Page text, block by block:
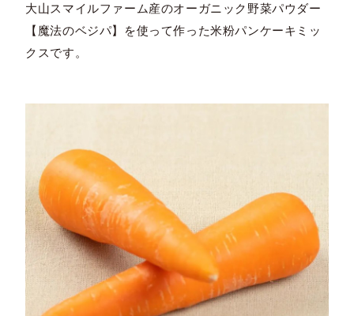
大山スマイルファーム産のオーガニック野菜パウダー
【魔法のベジパ】を使って作った米粉パンケーキミッ
クスです。